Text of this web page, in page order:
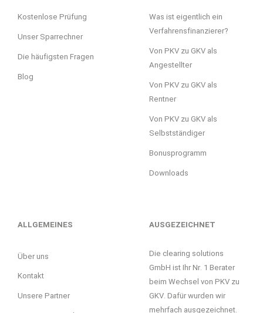
Kostenlose Prüfung
Unser Sparrechner
Die häufigsten Fragen
Blog
Was ist eigentlich ein
Verfahrensfinanzierer?
Von PKV zu GKV als
Angestellter
Von PKV zu GKV als
Rentner
Von PKV zu GKV als
Selbstständiger
Bonusprogramm
Downloads
ALLGEMEINES
Über uns
Kontakt
Unsere Partner
AUSGEZEICHNET
Die clearing solutions
GmbH ist Ihr Nr. 1 Berater
beim Wechsel von PKV zu
GKV. Dafür wurden wir
mehrfach ausgezeichnet.